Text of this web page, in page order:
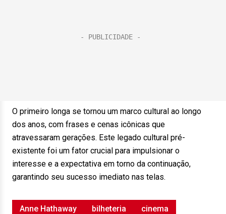
O primeiro longa se tornou um marco cultural ao longo
dos anos, com frases e cenas icônicas que
atravessaram gerações. Este legado cultural pré-
existente foi um fator crucial para impulsionar o
interesse e a expectativa em torno da continuação,
garantindo seu sucesso imediato nas telas.
Anne Hathaway bilheteria
cinema